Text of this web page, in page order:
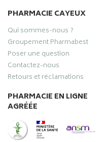
PHARMACIE CAYEUX
Qui sommes-nous ?
Groupement Pharmabest
Poser une question
Contactez-nous
Retours et réclamations
PHARMACIE EN LIGNE
AGRÉÉE